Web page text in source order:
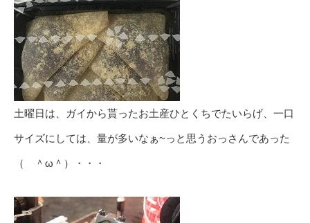
土曜日は、ガイから貰ったお土産ひとくちでたいらげ、一口
サイズにしては、量が多いなぁ~っと思うおっさんであった
（ ＾ω＾）・・・